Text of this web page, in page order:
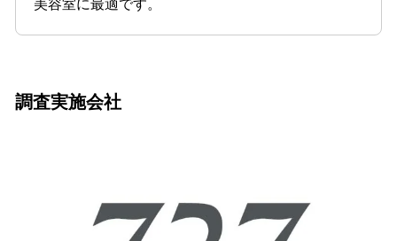
美容室に最適です。
調査実施会社